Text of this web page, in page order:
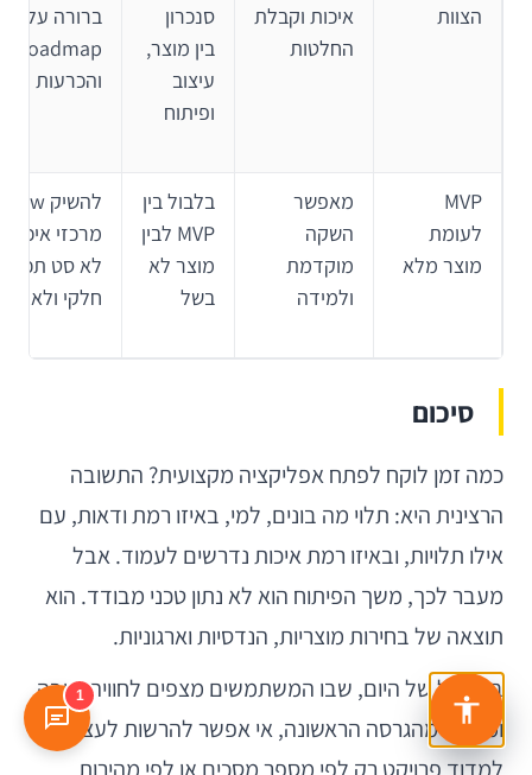
הצוות
איכות וקבלת
החלטות
סנכרון
בין מוצר,
עיצוב
ופיתוח
ברורה על
roadmap
והכרעות
MVP
לעומת
מוצר מלא
מאפשר
השקה
מוקדמת
ולמידה
בלבול בין
MVP לבין
מוצר לא
בשל
להשיק flow
מרכזי
לא סט
חלקי ולא
סיכום
כמה זמן לוקח לפתח אפליקציה מקצועית? התשובה
הרצינית היא: תלוי מה בונים, למי, באיזו רמת ודאות, עם
אילו תלויות, ובאיזו רמת איכות נדרשים לעמוד. אבל
מעבר לכך, משך הפיתוח הוא לא נתון טכני מבודד. הוא
תוצאה של בחירות מוצריות, הנדסיות וארגוניות.
במובייל של היום, שבו המשתמשים מצפים לחוויה יציבה
ומהירה מהגרסה הראשונה, אי אפשר להרשות לעצמנו
1